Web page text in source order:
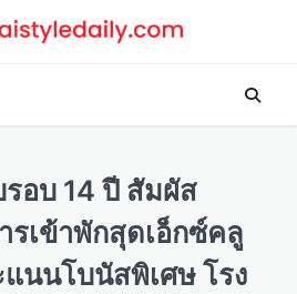
อบ 14 ปี สัมผัส
เข้าพักสุดเอ็กซ์คลู
นนโบนัสพิเศษ โรง